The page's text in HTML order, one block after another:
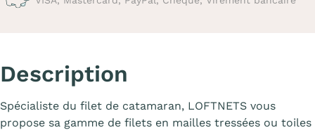
Description
Spécialiste du filet de catamaran, LOFTNETS vous
propose sa gamme de filets en mailles tressées ou toiles